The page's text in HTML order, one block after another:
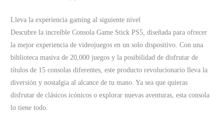
cantidad
Lleva la experiencia gaming al siguiente nivel
Descubre la increíble Consola Game Stick PS5, diseñada para ofrecer
la mejor experiencia de videojuegos en un solo dispositivo. Con una
biblioteca masiva de 20,000 juegos y la posibilidad de disfrutar de
títulos de 15 consolas diferentes, este producto revolucionario lleva la
diversión y nostalgia al alcance de tu mano. Ya sea que quieras
disfrutar de clásicos icónicos o explorar nuevas aventuras, esta consola
lo tiene todo.